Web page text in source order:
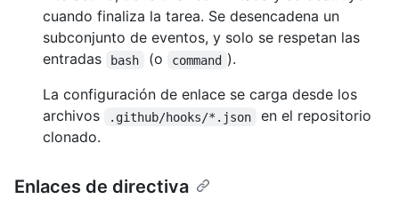
cuando finaliza la tarea. Se desencadena un
subconjunto de eventos, y solo se respetan las
entradas
bash (o command ).
La configuración de enlace se carga desde los
archivos
.github/hooks/*.json
en el repositorio
clonado.
Enlaces de directiva